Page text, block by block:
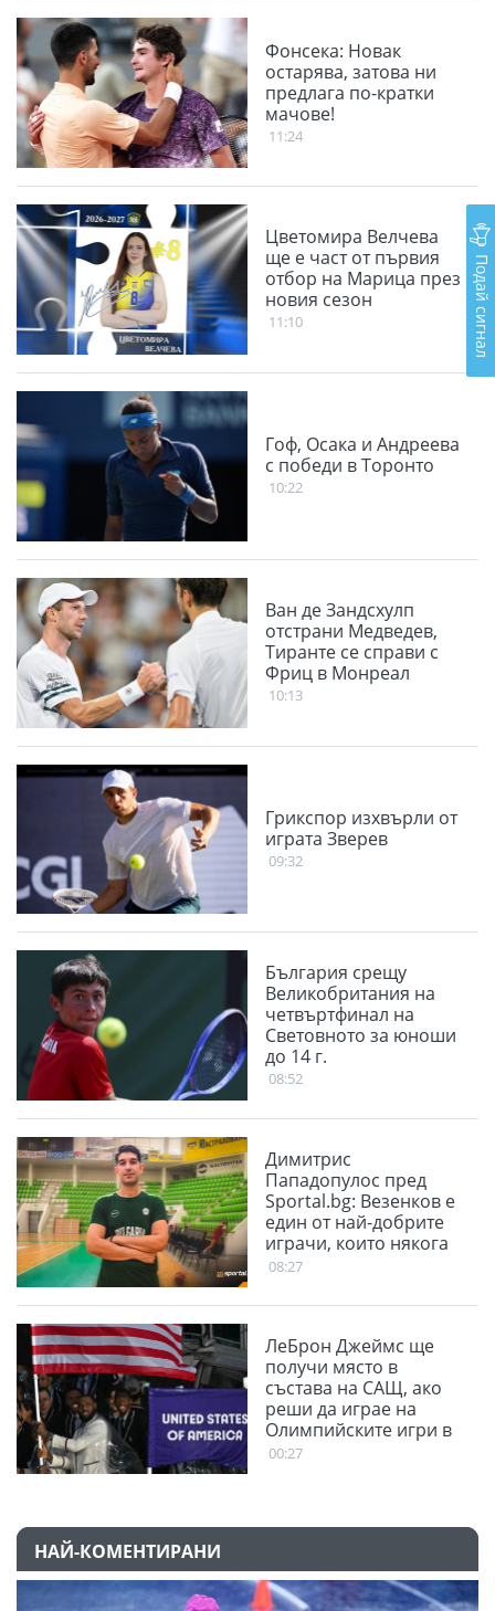
Фонсека: Новак
остарява, затова ни
предлага по-кратки
мачове!
11:24
Цветомира Велчева
ще е част от първия
отбор на Марица през
новия сезон
11:10
Гоф, Осака и Андреева
с победи в Торонто
10:22
Ван де Зандсхулп
отстрани Медведев,
Тиранте се справи с
Фриц в Монреал
10:13
Грикспор изхвърли от
играта Зверев
09:32
България срещу
Великобритания на
четвъртфинал на
Световното за юноши
до 14 г.
08:52
Димитрис
Пападопулос пред
Sportal.bg: Везенков е
един от най-добрите
играчи, които някога
са играли.
08:27
ЛеБрон Джеймс ще
получи място в
състава на САЩ, ако
реши да играе на
Олимпийските игри в
Лос Анджелис
00:27
НАЙ-КОМЕНТИРАНИ
Подай сигнал